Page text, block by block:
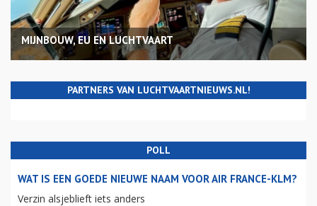
MIJNBOUW, EU EN LUCHTVAART
PARTNERS VAN LUCHTVAARTNIEUWS.NL!
POLL
WAT IS EEN GOEDE NIEUWE NAAM VOOR AIR FRANCE-KLM?
Verzin alsjeblieft iets anders